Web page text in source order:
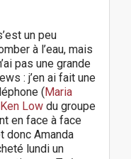
un peu
à l’eau, mais
pas une grande
: j’en ai fait une
(Maria
Ken Low du groupe
en face à face
donc Amanda
lundi un